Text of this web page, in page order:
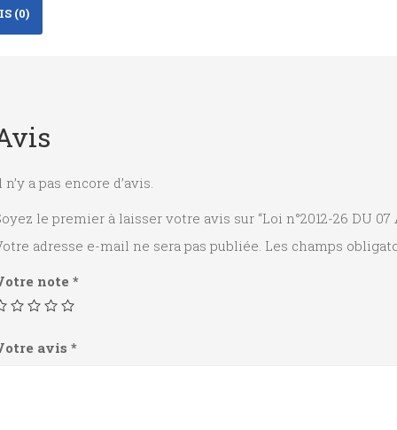
(0)
n’y a pas encore d’avis.
le premier à laisser votre avis sur “Loi n°2012-26 DU 07
adresse e-mail ne sera pas publiée. Les champs
note *
avis *